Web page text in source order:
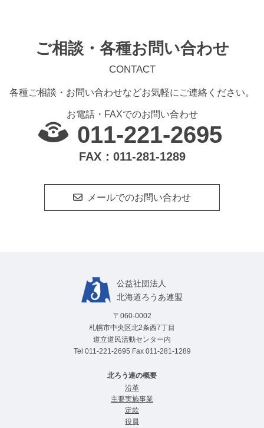
ご相談・各種お問い合わせ
CONTACT
各種ご相談・お問い合わせなどお気軽にご連絡ください。
お電話・FAXでのお問い合わせ
011-221-2695
FAX：011-281-1289
メールでのお問い合わせ
公益社団法⼈
北海道ろうあ連盟
〒060-0002
札幌市中央区北2条西7丁目
道立道民活動センター内
Tel 011-221-2695 Fax 011-281-1289
北ろう連の概要
沿革
主要実施事業
定款
役員